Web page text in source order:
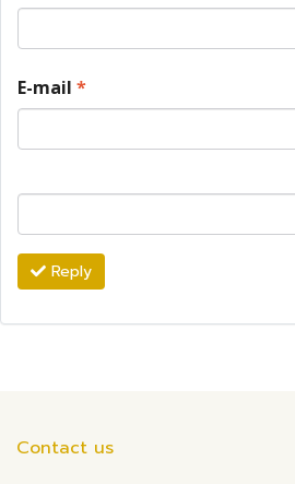
E-mail *
Reply
Contact us